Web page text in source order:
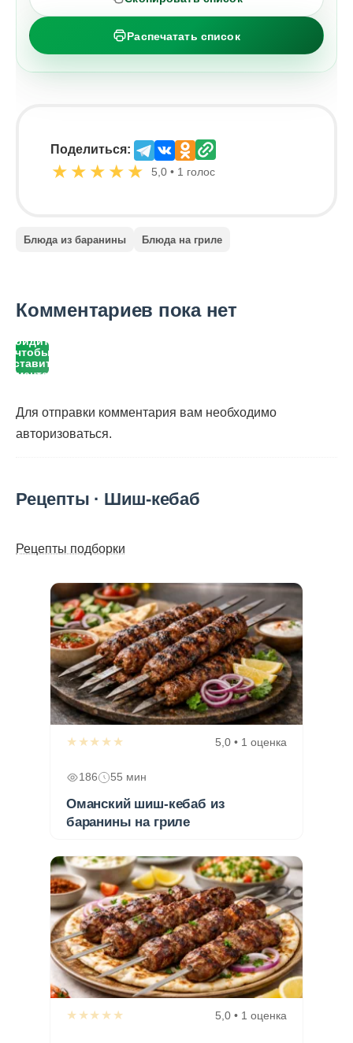
Распечатать список
Поделиться:
★ ★ ★ ★ ★ 5,0 • 1 голос
Блюда из баранины Блюда на гриле
Комментариев пока нет
Войдите,
чтобы
оставить
Для отправки комментария вам необходимо
авторизоваться.
Рецепты · Шиш-кебаб
Рецепты подборки
★★★★★ 5,0 • 1 оценка
186 55 мин
Оманский шиш-кебаб из
баранины на гриле
★★★★★ 5,0 • 1 оценка